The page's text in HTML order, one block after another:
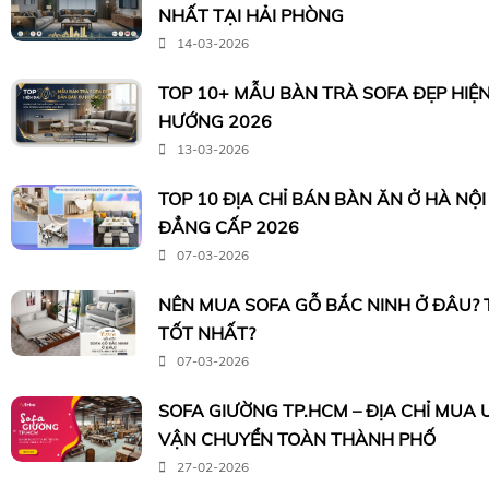
NHẤT TẠI HẢI PHÒNG
14-03-2026
TOP 10+ MẪU BÀN TRÀ SOFA ĐẸP
HƯỚNG 2026
13-03-2026
TOP 10 ĐỊA CHỈ BÁN BÀN ĂN Ở HÀ
ĐẲNG CẤP 2026
07-03-2026
NÊN MUA SOFA GỖ BẮC NINH Ở ĐÂU?
TỐT NHẤT?
07-03-2026
SOFA GIƯỜNG TP.HCM – ĐỊA CHỈ MUA
VẬN CHUYỂN TOÀN THÀNH PHỐ
27-02-2026